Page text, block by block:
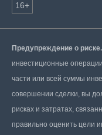
16+
Предупреждение о риске.
инвестиционные
части или всей суммы
совершении сделки, вы
рисках и затратах,
правильно оценить цели